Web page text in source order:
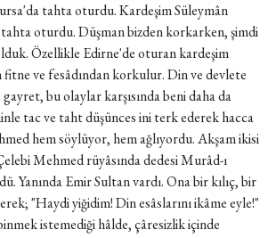
tahta oturdu. Kardeşim Süleymân
oturdu. Düşman bizden korkarken, şimdi
Özellikle Edirne'de oturan kardeşim
fitne ve fesâdından korkulur. Din ve devlete
gayret, bu olaylar karşısında beni daha da
tac ve taht düşünces ini terk ederek hacca
hem söylüyor, hem ağlıyordu. Akşam ikisi
Mehmed rüyâsında dedesi Murâd-ı
Yanında Emir Sultan vardı. Ona bir kılıç, bir
"Haydi yiğidim! Din esâslarını ikâme eyle!"
istemediği hâlde, çâresizlik içinde